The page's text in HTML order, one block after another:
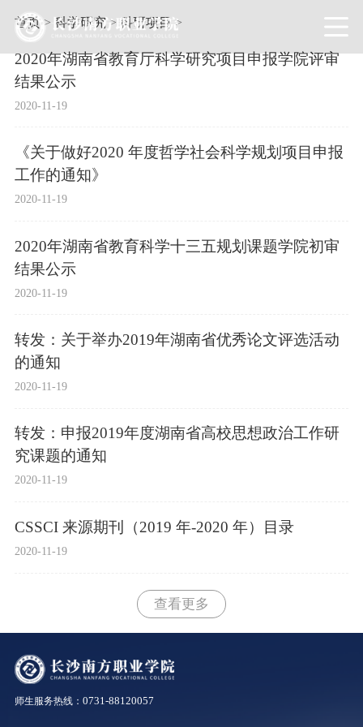
首页 > 科学研究>科研项目>
2020年湖南省教育厅科学研究项目申报学院评审
结果公示
2020-11-19
《关于做好2020 年度哲学社会科学规划项目申报
工作的通知》
2020-11-19
2020年湖南省教育科学十三五规划课题学院初审
结果公示
2020-11-19
转发：关于举办2019年湖南省优秀论文评选活动
的通知
2020-11-19
转发：申报2019年度湖南省高校思想政治工作研
究课题的通知
2020-11-19
CSSCI 来源期刊（2019 年-2020 年）目录
2020-11-19
查看更多
师生服务热线： 0731-88120057